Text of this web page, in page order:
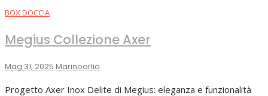
BOX DOCCIA
Megius Collezione Axer
Mag 31, 2025 Marinoarlia
Progetto Axer Inox Delite di Megius: eleganza e funzionalità